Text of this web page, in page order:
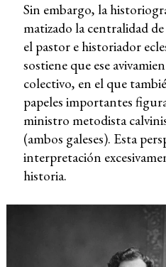
Sin embargo, la
matizado la centralidad
el pastor e historiador
sostiene que ese
colectivo, en el que
papeles importantes
ministro metodista
(ambos galeses). Esta
interpretación
historia.